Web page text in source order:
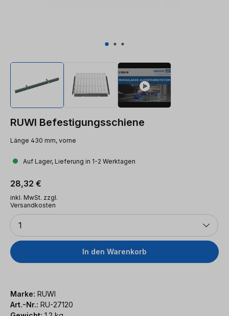
RUWI Befestigungsschiene
Länge 430 mm, vorne
Auf Lager, Lieferung in 1-2 Werktagen
Regulärer Preis:
28,32 €
inkl. MwSt. zzgl.
Versandkosten
Anzahl
1
In den Warenkorb
Marke: RUWI
Art.-Nr.: RU-27120